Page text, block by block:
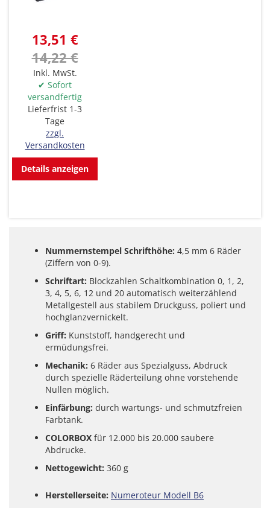
13,51 €
14,22 €
Inkl. MwSt.
✔ Sofort
versandfertig
Lieferfrist 1-3
Tage
zzgl.
Versandkosten
Details anzeigen
Nummernstempel Schrifthöhe: 4,5 mm 6 Räder
(Ziffern von 0-9).
Schriftart: Blockzahlen Schaltkombination 0, 1, 2,
3, 4, 5, 6, 12 und 20 automatisch weiterzählend
Metallgestell aus stabilem Druckguss, poliert und
hochglanzvernickelt.
Griff: Kunststoff, handgerecht und
ermüdungsfrei.
Mechanik: 6 Räder aus Spezialguss, Abdruck
durch spezielle Räderteilung ohne vorstehende
Nullen möglich.
Einfärbung: durch wartungs- und schmutzfreien
Farbtank.
COLORBOX für 12.000 bis 20.000 saubere
Abdrucke.
Nettogewicht: 360 g
Herstellerseite: Numeroteur Modell B6